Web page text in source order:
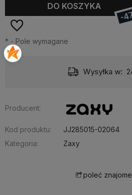
DO KOSZYKA
-
* - Pole wymagane
Wysyłka w:
Producent:
Kod produktu:
JJ285015-02064
Kategoria:
Zaxy
poleć